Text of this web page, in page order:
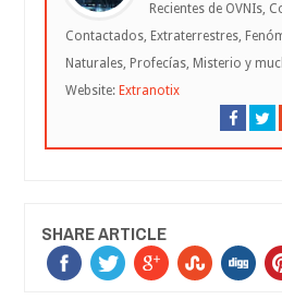
Recientes de OVNIs,
Contactados, Extraterrestres,
Naturales, Profecías, Misterio y
Website: Extranotix
SHARE ARTICLE